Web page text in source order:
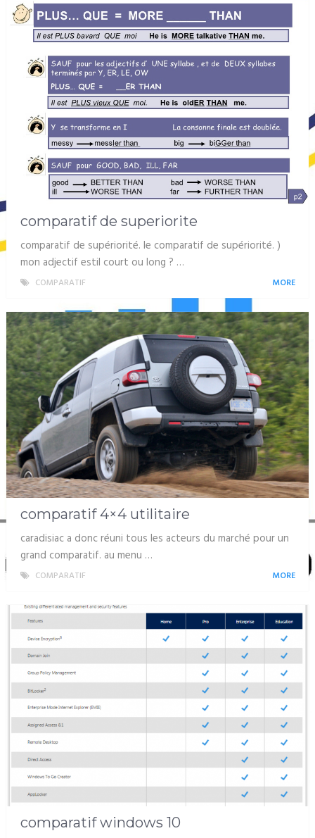
comparatif de superiorite
comparatif de supériorité. le comparatif de supériorité. )
mon adjectif estil court ou long ? …
COMPARATIF MORE
comparatif 4×4 utilitaire
caradisiac a donc réuni tous les acteurs du marché pour un
grand comparatif. au menu …
COMPARATIF MORE
comparatif windows 10